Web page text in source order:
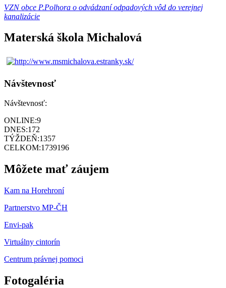
VZN obce P.Polhora o odvádzaní odpadových vôd do verejnej
kanalizácie
Materská škola Michalová
Návštevnosť
Návštevnosť:
ONLINE:9
DNES:172
TÝŽDEŇ:1357
CELKOM:1739196
Môžete mať záujem
Kam na Horehroní
Partnerstvo MP-ČH
Envi-pak
Virtuálny cintorín
Centrum právnej pomoci
Fotogaléria